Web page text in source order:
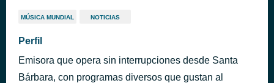
MÚSICA MUNDIAL NOTICIAS
Perfil
Emisora que opera sin interrupciones desde Santa
Bárbara, con programas diversos que gustan al